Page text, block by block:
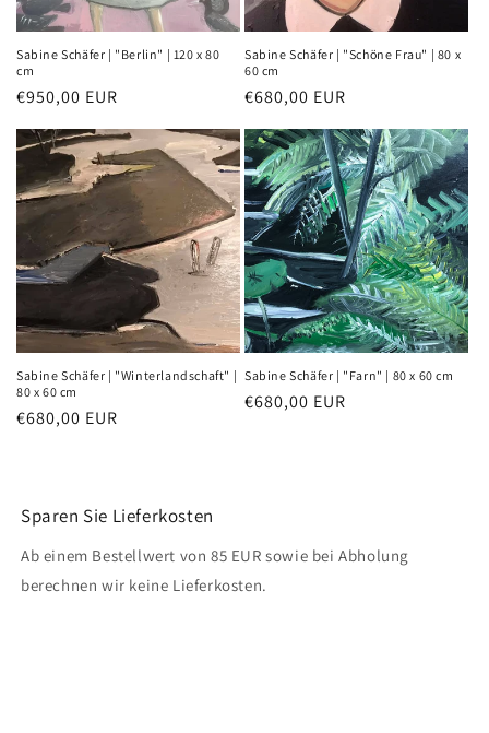
Sabine Schäfer | "Berlin" | 120 x 80
cm
Normaler
€950,00 EUR
Sabine Schäfer | "Schöne Frau" | 80 x
60 cm
Normaler
€680,00 EUR
Sabine Schäfer | "Winterlandschaft" |
80 x 60 cm
Normaler
€680,00 EUR
Sabine Schäfer | "Farn" | 80 x 60 cm
Normaler
€680,00 EUR
Sparen Sie Lieferkosten
Ab einem Bestellwert von 85 EUR sowie bei Abholung
berechnen wir keine Lieferkosten.